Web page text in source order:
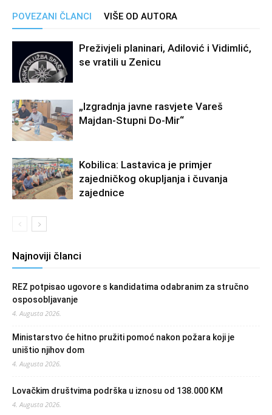
POVEZANI ČLANCI VIŠE OD AUTORA
Preživjeli planinari, Adilović i Vidimlić,
se vratili u Zenicu
„Izgradnja javne rasvjete Vareš
Majdan-Stupni Do-Mir“
Kobilica: Lastavica je primjer
zajedničkog okupljanja i čuvanja
zajednice
Najnoviji članci
REZ potpisao ugovore s kandidatima odabranim za stručno
osposobljavanje
4. Augusta 2026.
Ministarstvo će hitno pružiti pomoć nakon požara koji je
uništio njihov dom
4. Augusta 2026.
Lovačkim društvima podrška u iznosu od 138.000 KM
4. Augusta 2026.